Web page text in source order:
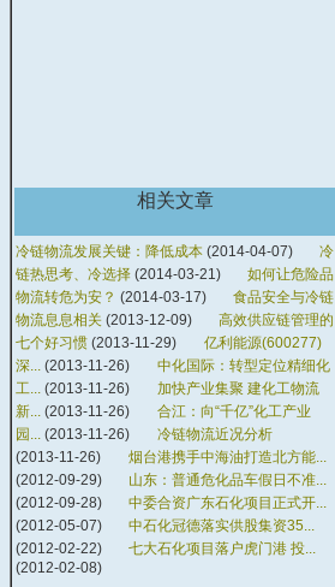
相关文章
冷链物流发展关键：降低成本 (2014-04-07)
冷
链热思考、冷选择 (2014-03-21)
如何让危险品
物流转危为安？ (2014-03-17)
食品安全与冷链
物流息息相关 (2013-12-09)
高效供应链管理的
七个好习惯 (2013-11-29)
亿利能源(600277)
深... (2013-11-26)
中化国际：转型定位精细化
工... (2013-11-26)
加快产业集聚 建化工物流
新... (2013-11-26)
合江：向“千亿”化工产业
园... (2013-11-26)
冷链物流近况分析
(2013-11-26)
烟台港携手中海油打造北方能...
(2012-09-29)
山东：普通危化品车假日不准...
(2012-09-28)
中委合资广东石化项目正式开...
(2012-05-07)
中石化冠德落实供股集资35...
(2012-02-22)
七大石化项目落户虎门港 投...
(2012-02-08)